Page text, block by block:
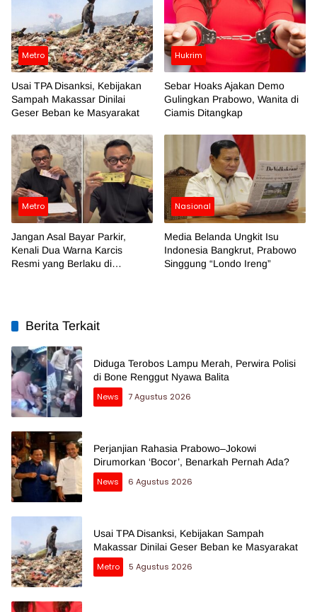
Metro
Usai TPA Disanksi, Kebijakan
Sampah Makassar Dinilai
Geser Beban ke Masyarakat
Hukrim
Sebar Hoaks Ajakan Demo
Gulingkan Prabowo, Wanita di
Ciamis Ditangkap
Metro
Jangan Asal Bayar Parkir,
Kenali Dua Warna Karcis
Resmi yang Berlaku di
Nasional
Media Belanda Ungkit Isu
Indonesia Bangkrut, Prabowo
Singgung “Londo Ireng”
Berita Terkait
Diduga Terobos Lampu Merah, Perwira Polisi
di Bone Renggut Nyawa Balita
News
7 Agustus 2026
Perjanjian Rahasia Prabowo–Jokowi
Dirumorkan ‘Bocor’, Benarkah Pernah Ada?
News
6 Agustus 2026
Usai TPA Disanksi, Kebijakan Sampah
Makassar Dinilai Geser Beban ke Masyarakat
Metro
5 Agustus 2026